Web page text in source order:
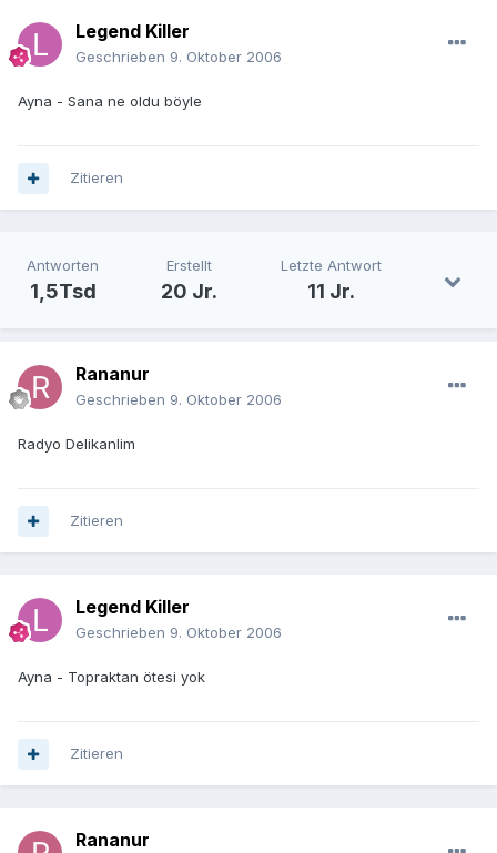
Legend Killer
Geschrieben 9. Oktober 2006
Ayna - Sana ne oldu böyle
Zitieren
Antworten
1,5Tsd
Erstellt
20 Jr.
Letzte Antwort
11 Jr.
Rananur
Geschrieben 9. Oktober 2006
Radyo Delikanlim
Zitieren
Legend Killer
Geschrieben 9. Oktober 2006
Ayna - Topraktan ötesi yok
Zitieren
Rananur